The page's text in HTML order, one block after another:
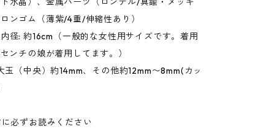
ンゴム（薄紫/4重/伸縮性あり）
径: 約16cm（一般的な女性用サイズです。着用
ンチの娘が着用してます。）
玉（中央）約14mm、その他約12mm〜8mm(カッ
必ずお読みください